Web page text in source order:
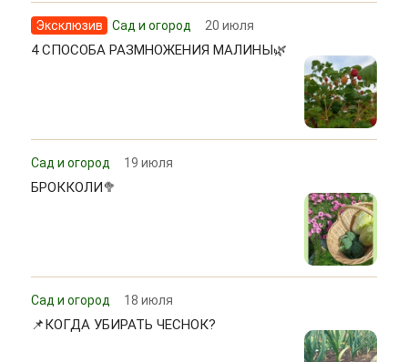
Эксклюзив Сад и огород 20 июля
4 СПОСОБА РАЗМНОЖЕНИЯ МАЛИНЫ🌿
Сад и огород 19 июля
БРОККОЛИ🥦
Сад и огород 18 июля
📌КОГДА УБИРАТЬ ЧЕСНОК?